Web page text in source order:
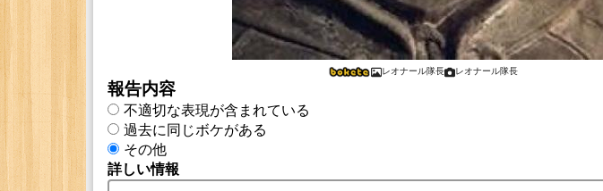
レオナール隊長 レオナール隊長
報告内容
不適切な表現が含まれている
過去に同じボケがある
その他
詳しい情報